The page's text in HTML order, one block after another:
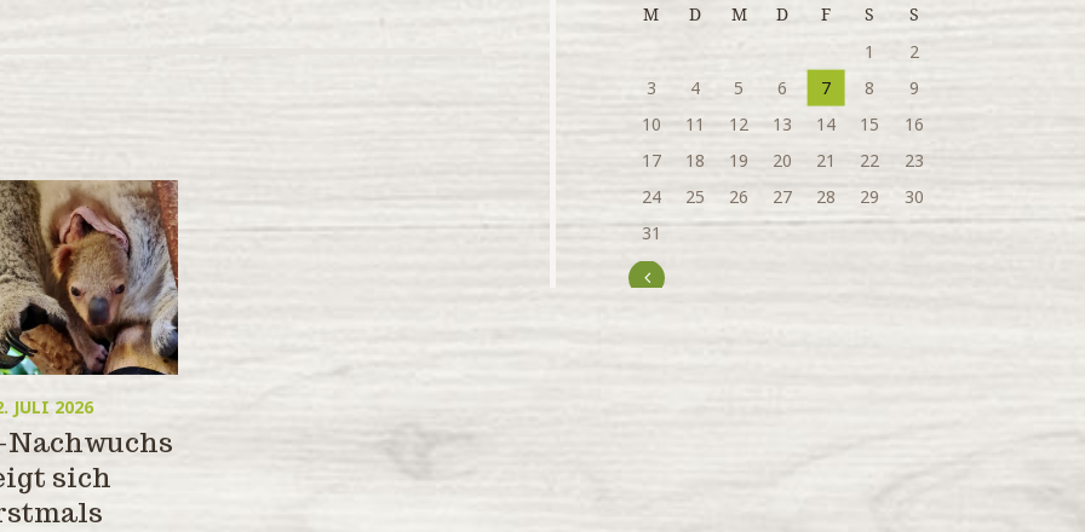
JULI 2026
sich
M D M D F S
S
1
2
3
4 5 6 7 8
9
10
11 12 13 14 15
16
17
18 19 20 21 22
23
24
25 26 27 28 29
30
31
« Juli